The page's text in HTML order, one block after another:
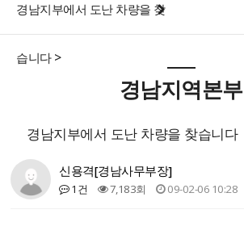
경남지부에서 도난 차량을 찾
습니다 >
경남지역본부
경남지부에서 도난 차량을 찾습니다
신용격[경남사무부장]
1건 7,183회 09-02-06 10:28